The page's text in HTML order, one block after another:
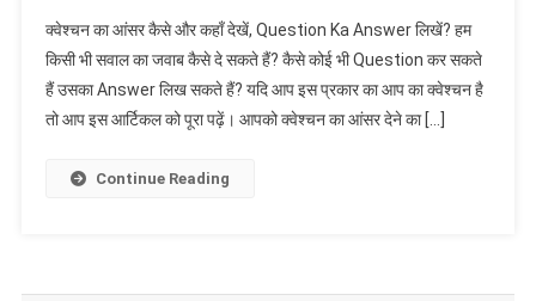
क्वेश्चन का आंसर कैसे और कहाँ देखें, Question Ka Answer लिखें? हम
किसी भी सवाल का जवाब कैसे दे सकते हैं? कैसे कोई भी Question कर सकते
हैं उसका Answer लिख सकते हैं? यदि आप इस प्रकार का आप का क्वेश्चन है
तो आप इस आर्टिकल को पूरा पढ़ें। आपको क्वेश्चन का आंसर देने का […]
Continue Reading